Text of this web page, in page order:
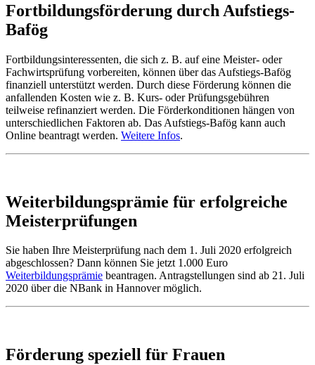
Fortbildungsförderung durch Aufstiegs-
Bafög
Fortbildungsinteressenten, die sich z. B. auf eine Meister- oder
Fachwirtsprüfung vorbereiten, können über das Aufstiegs-Bafög
finanziell unterstützt werden. Durch diese Förderung können die
anfallenden Kosten wie z. B. Kurs- oder Prüfungsgebühren
teilweise refinanziert werden. Die Förderkonditionen hängen von
unterschiedlichen Faktoren ab. Das Aufstiegs-Bafög kann auch
Online beantragt werden. Weitere Infos.
Weiterbildungsprämie für erfolgreiche
Meisterprüfungen
Sie haben Ihre Meisterprüfung nach dem 1. Juli 2020 erfolgreich
abgeschlossen? Dann können Sie jetzt 1.000 Euro
Weiterbildungsprämie beantragen. Antragstellungen sind ab 21. Juli
2020 über die NBank in Hannover möglich.
Förderung speziell für Frauen